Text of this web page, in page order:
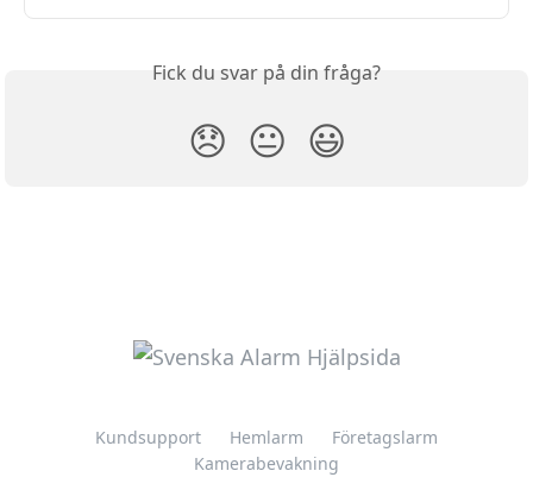
Fick du svar på din fråga?
😞 😐 😃
Kundsupport Hemlarm
Företagslarm
Kamerabevakning